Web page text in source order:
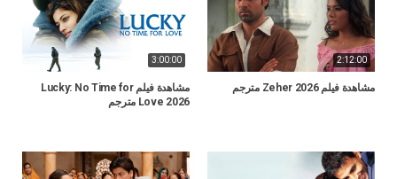
2:12:00
مشاهدة فيلم Zeher 2026 مترجم
3:00:00
مشاهدة فيلم Lucky: No Time for
Love 2026 مترجم